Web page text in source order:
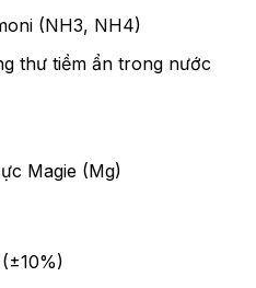
(NH3, NH4)
thư tiềm ẩn trong nước
Magie (Mg)